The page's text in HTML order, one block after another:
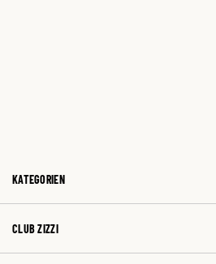
KATEGORIEN
CLUB ZIZZI